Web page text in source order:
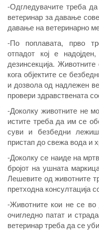
-Одгледувачите треба
ветеринар за давање
давање на ветеринарно
-По поплавата, прво
отпадот кој е
дезинсекција.
кога објектите се
и дозвола од надлежен
провери здравствената
-Доколку животните не
истите треба да им се
суви и безбедни
пристап до свежа вода и
-Доколку се наиде на
бројот на ушната
Лешевите од животните
претходна консултација
-Животните кои не се во
очигледно патат и
ветеринар треба да се